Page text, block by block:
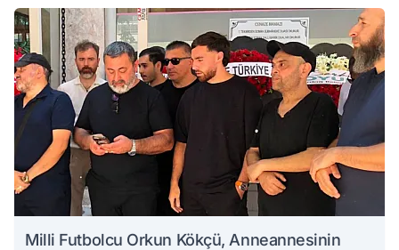
Milli Futbolcu Orkun Kökçü, Anneannesinin